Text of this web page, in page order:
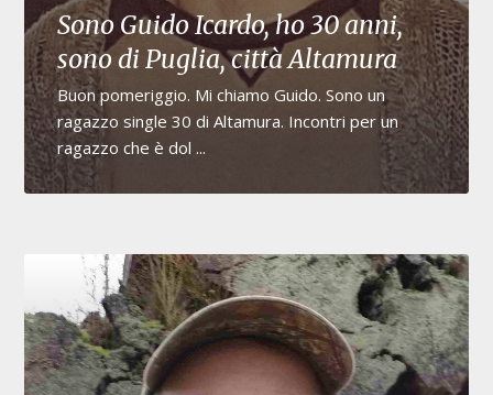
Sono Guido Icardo, ho 30 anni,
sono di Puglia, città Altamura
Buon pomeriggio. Mi chiamo Guido. Sono un
ragazzo single 30 di Altamura. Incontri per un
ragazzo che è dol ...